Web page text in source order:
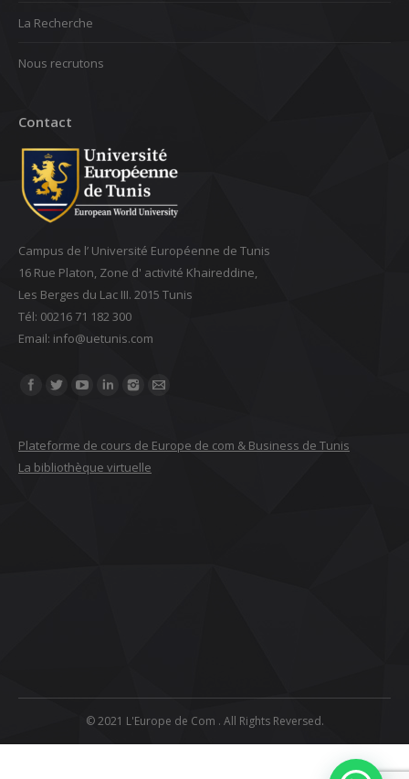
La Recherche
Nous recrutons
Contact
Campus de l’ Université Européenne de Tunis
16 Rue Platon, Zone d' activité Khaireddine,
Les Berges du Lac III. 2015 Tunis
Tél: 00216 71 182 300
Email: ‎info@uetunis.com
Find us on:
Plateforme de cours de Europe de com & Business de Tunis
La bibliothèque virtuelle
© 2021 L'Europe de Com . All Rights Reversed.